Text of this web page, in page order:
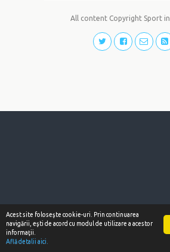
All content Copyright Sport
Acest site foloseşte cookie-uri. Prin continuarea
navigării, eşti de acord cu modul de utilizare a acestor
informaţii.
Află detalii aici.